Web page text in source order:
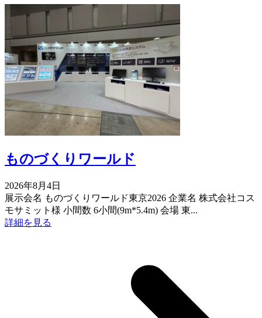
ものづくりワールド
2026年8月4日
展示会名 ものづくりワールド東京2026 企業名 株式会社コス
モサミット様 小間数 6小間(9m*5.4m) 会場 東...
詳細を見る